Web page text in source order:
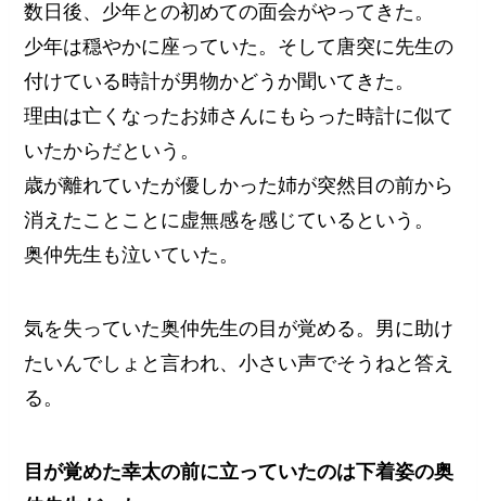
数日後、少年との初めての面会がやってきた。
少年は穏やかに座っていた。そして唐突に先生の
付けている時計が男物かどうか聞いてきた。
理由は亡くなったお姉さんにもらった時計に似て
いたからだという。
歳が離れていたが優しかった姉が突然目の前から
消えたことことに虚無感を感じているという。
奥仲先生も泣いていた。
気を失っていた奥仲先生の目が覚める。男に助け
たいんでしょと言われ、小さい声でそうねと答え
る。
目が覚めた幸太の前に立っていたのは下着姿の奥